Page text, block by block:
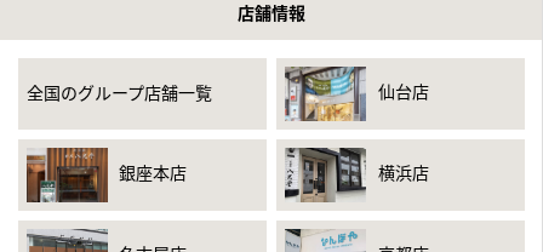
店舗情報
全国のグループ店舗一覧 仙台店
銀座本店 横浜店